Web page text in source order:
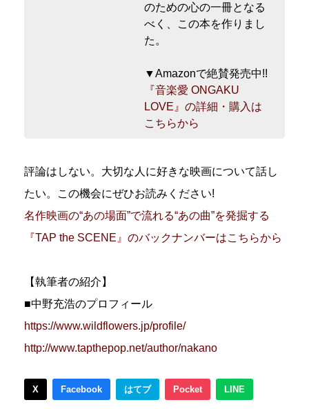
のための心の一冊となる
べく、この本を作りまし
た。
▼Amazonで絶賛発売中!!
『音楽愛 ONGAKU
LOVE』の詳細・購入は
こちらから
評論はしない。大切な人に好きな映画について話し
たい。この機会にぜひお読みください!
名作映画の“あの場面”で流れる“あの曲”を発掘する
『TAP the SCENE』のバックナンバーはこちらから
【執筆者の紹介】
■中野充浩のプロフィール
https://www.wildflowers.jp/profile/
http://www.tapthepop.net/author/nakano
X Facebook はてブ Pocket LINE